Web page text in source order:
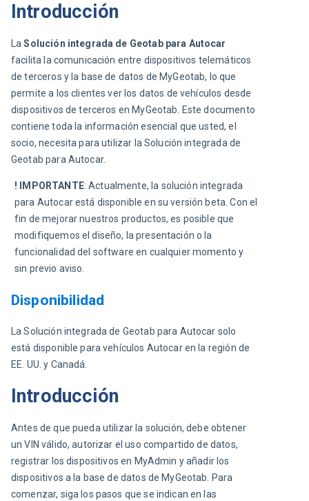
Introducción
La Solución integrada de Geotab para Autocar
facilita la comunicación entre dispositivos telemáticos
de terceros y la base de datos de MyGeotab, lo que
permite a los clientes ver los datos de vehículos desde
dispositivos de terceros en MyGeotab. Este documento
contiene toda la información esencial que usted, el
socio, necesita para utilizar la Solución integrada de
Geotab para Autocar.
! IMPORTANTE: Actualmente, la solución integrada
para Autocar está disponible en su versión beta. Con el
fin de mejorar nuestros productos, es posible que
modifiquemos el diseño, la presentación o la
funcionalidad del software en cualquier momento y
sin previo aviso.
Disponibilidad
La Solución integrada de Geotab para Autocar solo
está disponible para vehículos Autocar en la región de
EE. UU. y Canadá.
Introducción
Antes de que pueda utilizar la solución, debe obtener
un VIN válido, autorizar el uso compartido de datos,
registrar los dispositivos en MyAdmin y añadir los
dispositivos a la base de datos de MyGeotab. Para
comenzar, siga los pasos que se indican en las